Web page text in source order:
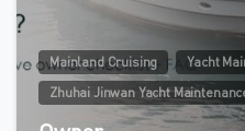
Mainland Cruising
Yacht
Zhuhai Jinwan Yacht